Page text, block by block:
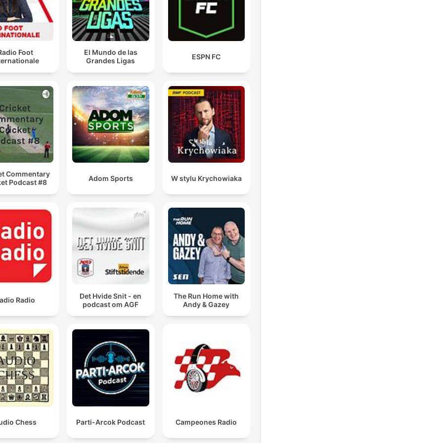
Foot
El Mundo de las
Grandes Ligas
ESPN FC
Commentary
Podcast #8
Adom Sports W stylu Krychowiaka
Radio
Det Hvide Snit - en
podcast om AGF
The Run Home with
Andy & Gazey
Chess Parti-Arcok Podcast Campeones Radio